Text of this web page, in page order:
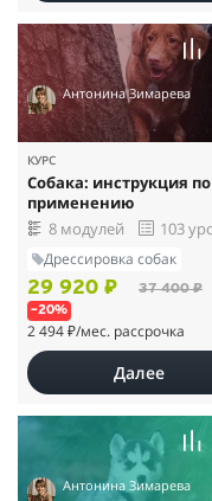
Антонина Зимарева
КУРС
Собака: инструкция по
применению
8 модулей
103
Дрессировка собак
29 920 ₽ 37 400 ₽
–20%
2 494 ₽/мес. рассрочка
Далее
Антонина Зимарева